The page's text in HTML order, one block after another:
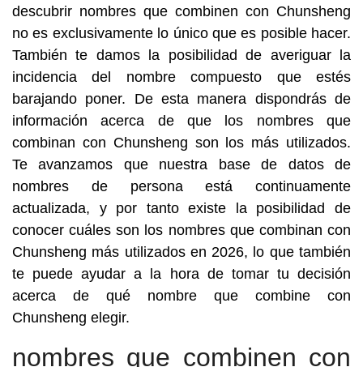
descubrir nombres que combinen con Chunsheng
no es exclusivamente lo único que es posible hacer.
También te damos la posibilidad de averiguar la
incidencia del nombre compuesto que estés
barajando poner. De esta manera dispondrás de
información acerca de que los nombres que
combinan con Chunsheng son los más utilizados.
Te avanzamos que nuestra base de datos de
nombres de persona está continuamente
actualizada, y por tanto existe la posibilidad de
conocer cuáles son los nombres que combinan con
Chunsheng más utilizados en 2026, lo que también
te puede ayudar a la hora de tomar tu decisión
acerca de qué nombre que combine con
Chunsheng elegir.
nombres que combinen con